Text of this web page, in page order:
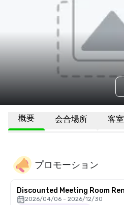
概要 会合場所 客室
プロモーション
Discounted Meeting Room
2026/04/06 - 2026/12/30